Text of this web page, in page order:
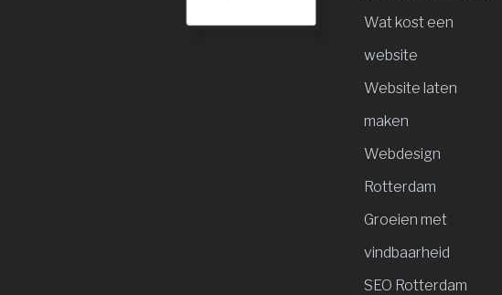
Wat kost een
website
Website laten
maken
Webdesign
Rotterdam
Groeien met
vindbaarheid
SEO Rotterdam